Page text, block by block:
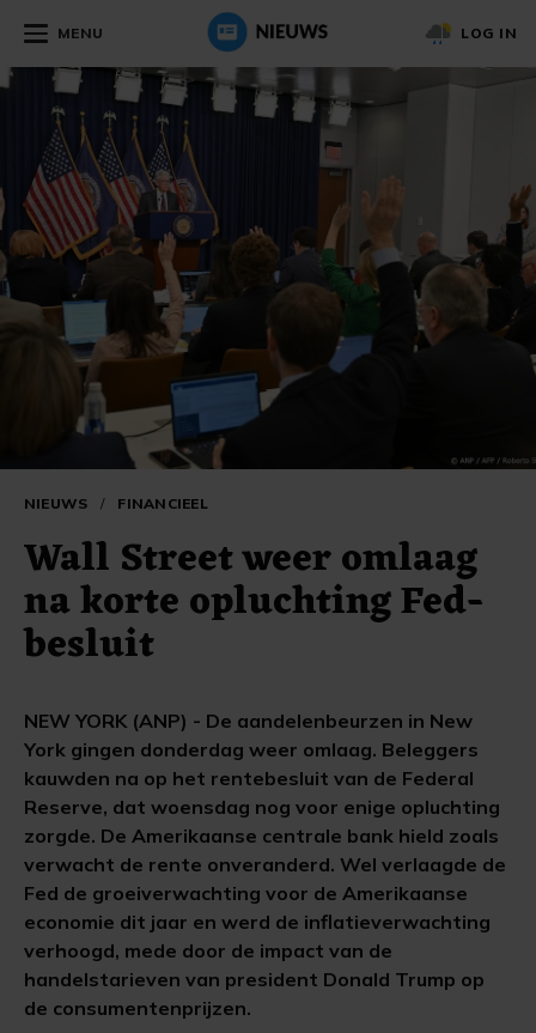
MENU LOG IN
NIEUWS / FINANCIEEL
Wall Street weer omlaag
na korte opluchting Fed-
besluit
NEW YORK (ANP) - De aandelenbeurzen in New
York gingen donderdag weer omlaag. Beleggers
kauwden na op het rentebesluit van de Federal
Reserve, dat woensdag nog voor enige opluchting
zorgde. De Amerikaanse centrale bank hield zoals
verwacht de rente onveranderd. Wel verlaagde de
Fed de groeiverwachting voor de Amerikaanse
economie dit jaar en werd de inflatieverwachting
verhoogd, mede door de impact van de
handelstarieven van president Donald Trump op
de consumentenprijzen.